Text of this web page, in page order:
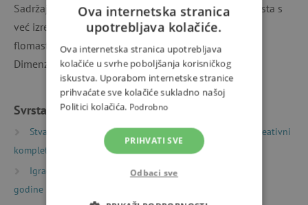
Sadržaj: podloga od punog kartona (21 x 15 cm), 4 lista s
već izrezanim komadima odjeće (210 x 150 mm), 8
flomastera, upute.
Dimenzije paketa su 23,5 x 23 x 3 cm.
Svrstano u kategorije
Stvaranje Kreativni kompleti i izrađivanje
Kreativni
kompleti
Igračke prema starosti
Igre i igračke za djecu od 3
godine
Ova internetska stranica
upotrebljava kolačiće.
Ova internetska stranica upotrebljava
kolačiće u svrhe poboljšanja korisničkog
iskustva. Uporabom internetske stranice
prihvaćate sve kolačiće sukladno našoj
Politici kolačića. Podrobno
PRIHVATI SVE
Odbaci sve